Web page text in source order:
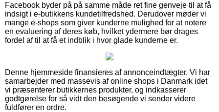
Facebook byder på på samme måde ret fine genveje til at få
indsigt i e-butikkens kundetilfredshed. Derudover møder vi
mange e-shops som giver kunderne mulighed for at notere
en evaluering af deres køb, hvilket ydermere bør drages
fordel af til at få et indblik i hvor glade kunderne er.
Denne hjemmeside finansieres af annonceindtægter. Vi har
samarbejder med massevis af online shops i Danmark idet
vi præsenterer butikkernes produkter, og indkasserer
godtgørelse for så vidt den besøgende vi sender videre
fuldfører en ordre.